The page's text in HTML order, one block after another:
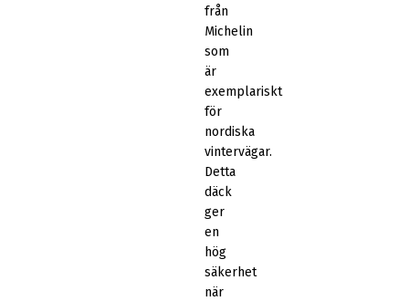
från
Michelin
som
är
exemplariskt
för
nordiska
vintervägar.
Detta
däck
ger
en
hög
säkerhet
när